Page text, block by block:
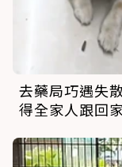
去藥局巧遇失
得全家人跟回